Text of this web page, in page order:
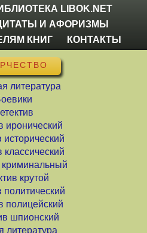
LIBOK.NET
И АФОРИЗМЫ
КНИГ
КОНТАКТЫ
литература
иронический
исторический
классический
криминальный
крутой
политический
полицейский
шпионский
литература